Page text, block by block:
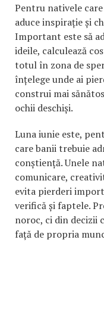
Pentru nativele
aduce inspirație și
Important este să
ideile, calculează
totul în zona de
înțelege unde ai
construi mai
ochii deschiși.
Luna iunie este,
care banii trebuie
conștiență. Unele
comunicare,
evita pierderi
verifică și faptele.
noroc, ci din decizii
față de propria